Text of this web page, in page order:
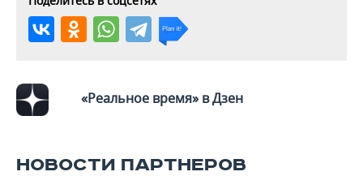
ВОДНЫЕ ВИДЫ СПОРТА
ОБРАЗОВАНИЕ
«Реальное время» в Дзен
НОВОСТИ ПАРТНЕРОВ